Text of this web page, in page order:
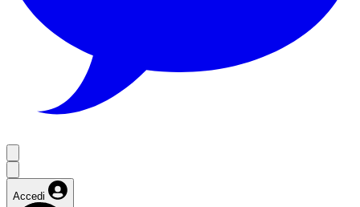
Accedi